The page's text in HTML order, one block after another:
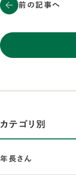
前の記事へ
カテゴリ別
年長さん